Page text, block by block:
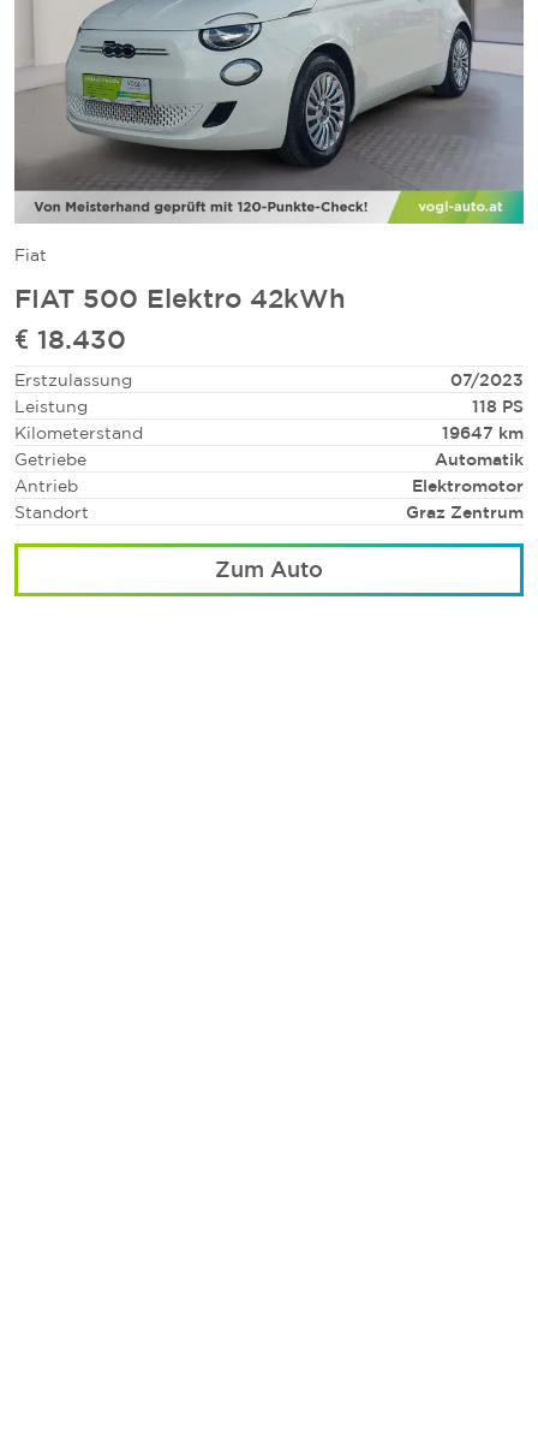
Fiat
FIAT 500 Elektro 42kWh
€ 18.430
Erstzulassung
07/2023
Leistung
118 PS
Kilometerstand
19647 km
Getriebe
Automatik
Antrieb
Elektromotor
Standort
Graz Zentrum
Zum Auto